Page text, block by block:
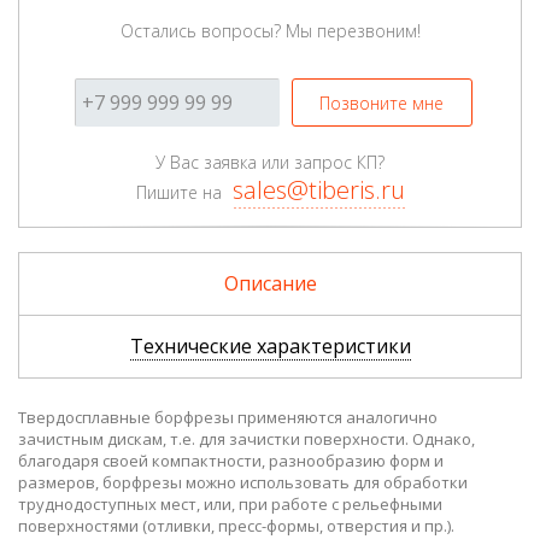
Остались вопросы? Мы перезвоним!
Позвоните мне
У Вас заявка или запрос КП?
Пишите на sales@tiberis.ru
Описание
Технические характеристики
Твердосплавные борфрезы применяются аналогично
зачистным дискам, т.е. для зачистки поверхности. Однако,
благодаря своей компактности, разнообразию форм и
размеров, борфрезы можно использовать для обработки
труднодоступных мест, или, при работе с рельефными
поверхностями (отливки, пресс-формы, отверстия и пр.).